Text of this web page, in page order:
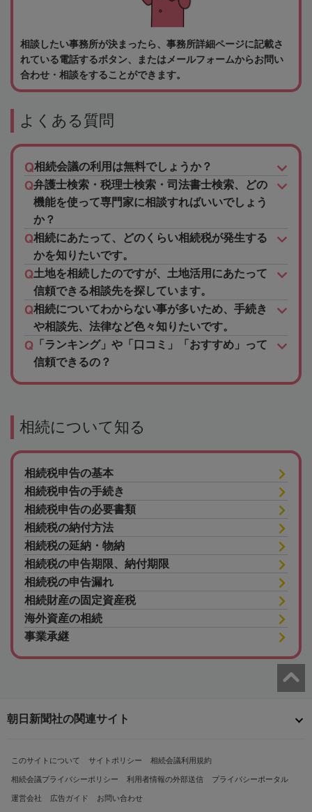
相談したい事務所が決まったら、事務所詳細ページに記載さ
れている電話するボタン、またはメールフォームからお問い
合わせ・相談をすることができます。
よくある質問
相続会議の利用は無料でしょうか？
弁護士検索・税理士検索・司法書士検索、どの
機能を使って専門家に相談すればいいでしょう
か？
相続にあたって、どのくらい相続税が発生する
かを知りたいです。
土地を相続したのですが、土地活用にあたって
信頼できる相談先を探しています。
相続についてわからない事が多いため、手続き
や相談先、法律など色々知りたいです。
「ランキング」や「口コミ」「おすすめ」って
信頼できるの？
相続について知る
相続税申告の基本
相続税申告の手続き
相続税申告の必要書類
相続税の納付方法
相続税の延納・物納
相続税の申告期限、納付期限
相続税の申告漏れ
相続財産の固定資産税
海外資産の相続
事業承継
朝日新聞社の関連サイト
このサイトについて サイトポリシー 相続会議利用規約
相続会議プライバシーポリシー 利用者情報の外部送信 プライバシーポータル
運営会社 広告ガイド お問い合わせ